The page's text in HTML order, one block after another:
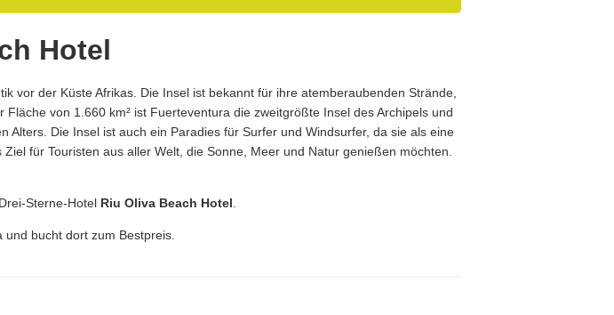
Hotel
vor der Küste Afrikas. Die Insel ist bekannt für ihre atemberaubenden Strände,
Fläche von 1.660 km² ist Fuerteventura die zweitgrößte Insel des Archipels und
Die Insel ist auch ein Paradies für Surfer und Windsurfer, da sie als eine
für Touristen aus aller Welt, die Sonne, Meer und Natur genießen möchten.
Sterne-Hotel Riu Oliva Beach Hotel
bucht dort zum Bestpreis.